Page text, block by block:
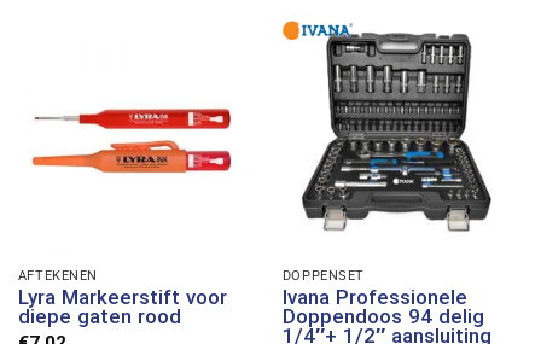
AFTEKENEN
Lyra Markeerstift voor
diepe gaten rood
DOPPENSET
Ivana Professionele
Doppendoos 94 delig
1/4″+ 1/2″ aansluiting